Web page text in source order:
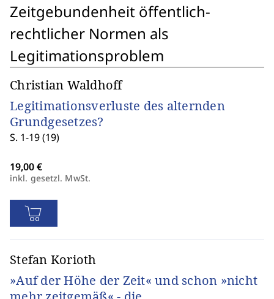
Zeitgebundenheit öffentlich-
rechtlicher Normen als
Legitimationsproblem
Christian Waldhoff
Legitimationsverluste des alternden
Grundgesetzes?
S. 1-19 (19)
inkl. gesetzl. MwSt.
Stefan Korioth
»Auf der Höhe der Zeit« und schon »nicht